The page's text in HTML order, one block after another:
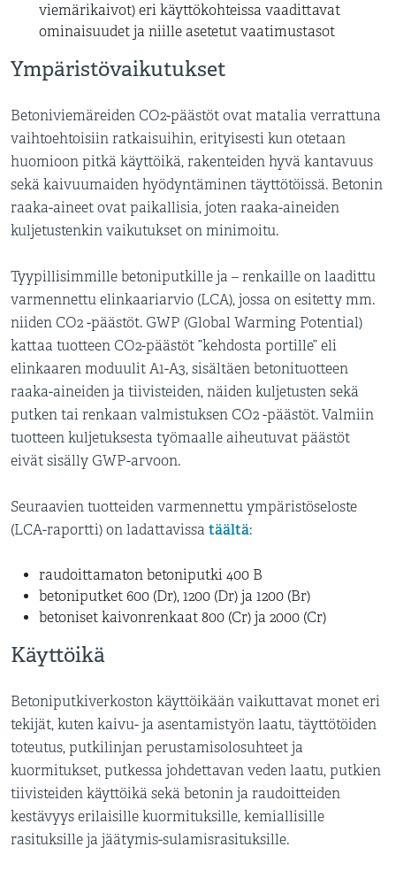
viemärikaivot) eri käyttökohteissa vaadittavat
ominaisuudet ja niille asetetut vaatimustasot
Ympäristövaikutukset
Betoniviemäreiden CO2-päästöt ovat matalia verrattuna
vaihtoehtoisiin ratkaisuihin, erityisesti kun otetaan
huomioon pitkä käyttöikä, rakenteiden hyvä kantavuus
sekä kaivuumaiden hyödyntäminen täyttötöissä. Betonin
raaka-aineet ovat paikallisia, joten raaka-aineiden
kuljetustenkin vaikutukset on minimoitu.
Tyypillisimmille betoniputkille ja – renkaille on laadittu
varmennettu elinkaariarvio (LCA), jossa on esitetty mm.
niiden CO2 -päästöt. GWP (Global Warming Potential)
kattaa tuotteen CO2-päästöt ”kehdosta portille” eli
elinkaaren moduulit A1-A3, sisältäen betonituotteen
raaka-aineiden ja tiivisteiden, näiden kuljetusten sekä
putken tai renkaan valmistuksen CO2 -päästöt. Valmiin
tuotteen kuljetuksesta työmaalle aiheutuvat päästöt
eivät sisälly GWP-arvoon.
Seuraavien tuotteiden varmennettu ympäristöseloste
(LCA-raportti) on ladattavissa täältä:
raudoittamaton betoniputki 400 B
betoniputket 600 (Dr), 1200 (Dr) ja 1200 (Br)
betoniset kaivonrenkaat 800 (Cr) ja 2000 (Cr)
Käyttöikä
Betoniputkiverkoston käyttöikään vaikuttavat monet eri
tekijät, kuten kaivu- ja asentamistyön laatu, täyttötöiden
toteutus, putkilinjan perustamisolosuhteet ja
kuormitukset, putkessa johdettavan veden laatu, putkien
tiivisteiden käyttöikä sekä betonin ja raudoitteiden
kestävyys erilaisille kuormituksille, kemiallisille
rasituksille ja jäätymis-sulamisrasituksille.